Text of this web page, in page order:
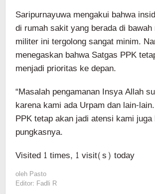
Saripurnayuwa mengakui bahwa
di rumah sakit yang berada di bawah
militer ini tergolong sangat minim.
menegaskan bahwa Satgas PPK
menjadi prioritas ke depan.
“Masalah pengamanan Insya Allah
karena kami ada Urpam dan lain-
PPK tetap akan jadi atensi kami juga
pungkasnya.
Visited 1 times, 1 visit(s) today
oleh Pasto
Editor: Fadli R